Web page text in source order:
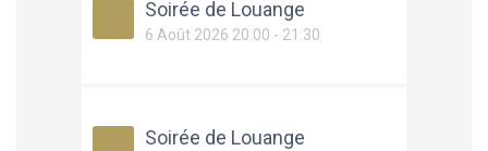
Soirée de Louange
6 Août 2026 20:00 - 21:30
Soirée de Louange